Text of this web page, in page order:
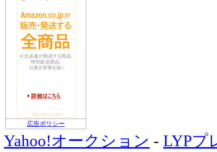
広告ポリシー
Yahoo!オークション - LYPプ